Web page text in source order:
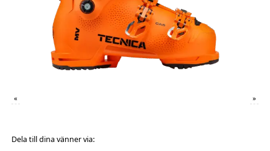
« »
Dela till dina vänner via: